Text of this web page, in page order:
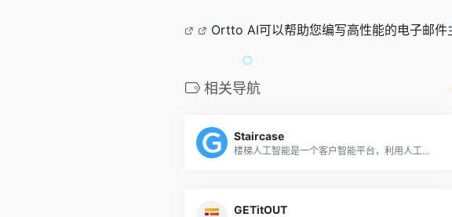
Ortto AI可以帮助您编写高性能的电子邮件
相关导航
Staircase
楼梯人工智能是一个客户智能平台，利用人工智能分析客户互动并提供可操作的见解
GETitOUT